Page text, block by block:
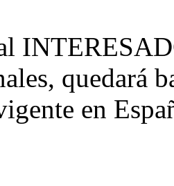
quedará
en